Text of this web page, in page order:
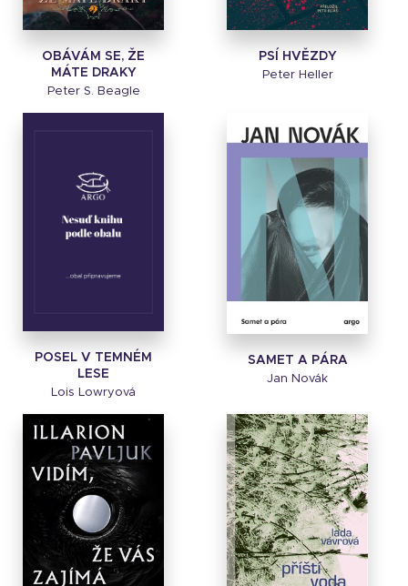
OBÁVÁM SE, ŽE
MÁTE DRAKY
Peter S. Beagle
PSÍ HVĚZDY
Peter Heller
POSEL V TEMNÉM
LESE
Lois Lowryová
SAMET A PÁRA
Jan Novák